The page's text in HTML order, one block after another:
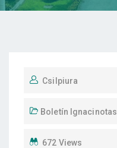
Csilpiura
Boletín Ignacinotas
672 Views